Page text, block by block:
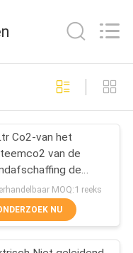
110
38
Co2-van het
van de
de
42kg inMOQ:1 reeks
NU